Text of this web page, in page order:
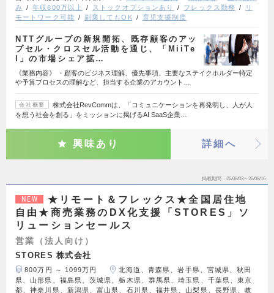
み
年収600万以上 ストックオプションあり フレックス勤務
リ
モートワーク可能
副業してもOK 育児支援制度
NTTグループの新規開拓、既存顧客のアッ
プセル・クロスセル活動を通じ、「MiiTe
l」の市場シェア拡…
《業務内容》 ・顧客のビジネス理解、優先事項、主要なステイクホルダー特定
や予算プロセスの理解など、担当する企業のアカウント…
会社概要
株式会社RevCommは、「コミュニケーションを再発明し、人が人
を想う社会を創る」をミッションに掲げるAI SaaS企業…
興味あり 詳細へ
掲載期間 26/08/03～26/08/16
NEW
★リモート＆フレックス★全国居住地
自由★商売業務のDX化支援「STORES」ソ
リューションセールス
営業（法人向け）
STORES 株式会社
800万円 ～ 1099万円
北海道、青森県、岩手県、宮城県、秋田
県、山形県、福島県、茨城県、栃木県、群馬県、埼玉県、千葉県、東京
都、神奈川県、新潟県、富山県、石川県、福井県、山梨県、長野県、岐